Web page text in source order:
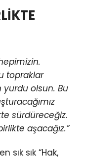
topraklar
olsun. Bu
sürdüreceğiz.
aşacağız.”
sık sık “Hak,